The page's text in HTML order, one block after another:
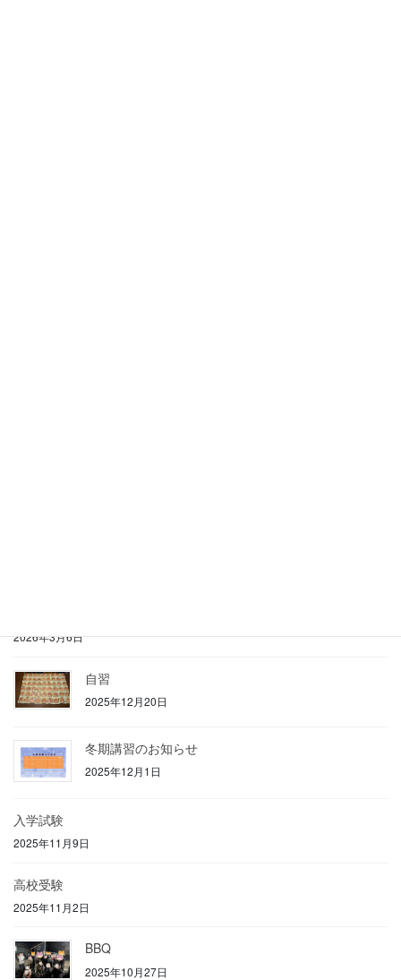
2026年3月6日
自習
2025年12月20日
冬期講習のお知らせ
2025年12月1日
入学試験
2025年11月9日
高校受験
2025年11月2日
BBQ
2025年10月27日